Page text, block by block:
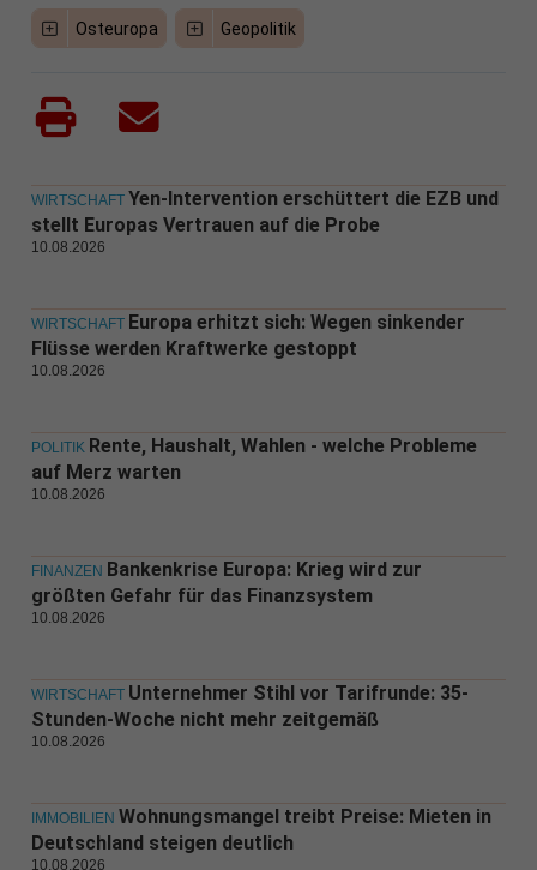
Osteuropa Geopolitik
WIRTSCHAFT Yen-Intervention erschüttert die EZB und
stellt Europas Vertrauen auf die Probe
10.08.2026
WIRTSCHAFT Europa erhitzt sich: Wegen sinkender
Flüsse werden Kraftwerke gestoppt
10.08.2026
POLITIK Rente, Haushalt, Wahlen - welche Probleme
auf Merz warten
10.08.2026
FINANZEN Bankenkrise Europa: Krieg wird zur
größten Gefahr für das Finanzsystem
10.08.2026
WIRTSCHAFT Unternehmer Stihl vor Tarifrunde: 35-
Stunden-Woche nicht mehr zeitgemäß
10.08.2026
IMMOBILIEN Wohnungsmangel treibt Preise: Mieten in
Deutschland steigen deutlich
10.08.2026